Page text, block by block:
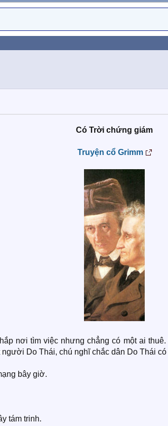
Có Trời chứng giám
Truyện cổ Grimm
nơi tìm việc nhưng chẳng có một ai
Do Thái, chú nghĩ chắc dân Do Thái
bây giờ.
tám trinh.